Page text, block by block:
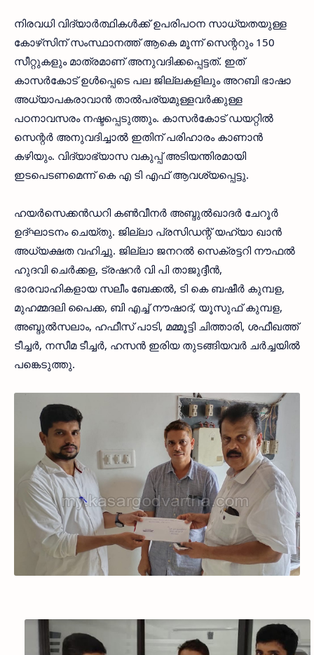
നിരവധി വിദ്യാര്‍ത്ഥികള്‍ക്ക് ഉപരിപഠന സാധ്യതയുള്ള
കോഴ്‌സിന് സംസ്ഥാനത്ത് ആകെ മൂന്ന് സെന്ററും 150
സീറ്റുകളും മാത്രമാണ് അനുവദിക്കപ്പെട്ടത്. ഇത്
കാസര്‍കോട് ഉള്‍പ്പെടെ പല ജില്ലകളിലും അറബി ഭാഷാ
അധ്യാപകരാവാന്‍ താല്‍പര്യമുള്ളവര്‍ക്കുള്ള
പഠനാവസരം നഷ്ടപ്പെടുത്തും. കാസര്‍കോട് ഡയറ്റില്‍
സെന്റര്‍ അനുവദിച്ചാല്‍ ഇതിന് പരിഹാരം കാണാന്‍
കഴിയും. വിദ്യാഭ്യാസ വകുപ്പ് അടിയന്തിരമായി
ഇടപെടണമെന്ന് കെ എ ടി എഫ് ആവശ്യപ്പെട്ടു.
ഹയര്‍സെക്കന്‍ഡറി കണ്‍വീനര്‍ അബ്ദുല്‍ഖാദര്‍ ചേറൂര്‍
ഉദ്ഘാടനം ചെയ്തു. ജില്ലാ പ്രസിഡന്റ് യഹ്‌യാ ഖാന്‍
അധ്യക്ഷത വഹിച്ചു. ജില്ലാ ജനറല്‍ സെക്രട്ടറി നൗഫല്‍
ഹുദവി ചെര്‍ക്കള, ട്രഷറര്‍ വി പി താജുദ്ദീന്‍,
ഭാരവാഹികളായ സലീം ബേക്കല്‍, ടി കെ ബഷീര്‍ കുമ്പള,
മുഹമ്മദലി പൈക്ക, ബി എച്ച് നൗഷാദ്, യൂസുഫ് കുമ്പള,
അബ്ദുല്‍സലാം, ഹഫീസ് പാടി, മമ്മൂട്ടി ചിത്താരി, ശഫീഖത്ത്
ടീച്ചര്‍, നസീമ ടീച്ചര്‍, ഹസന്‍ ഇരിയ തുടങ്ങിയവര്‍ ചര്‍ച്ചയില്‍
പങ്കെടുത്തു.